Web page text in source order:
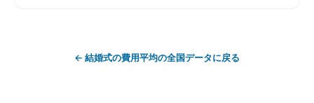
← 結婚式の費用平均の全国データに戻る